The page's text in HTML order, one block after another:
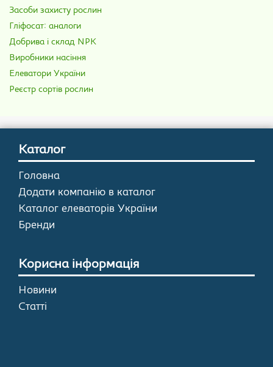
Засоби захисту рослин
Гліфосат: аналоги
Добрива і склад NPK
Виробники насіння
Елеватори України
Реєстр сортів рослин
Каталог
Головна
Додати компанію в каталог
Каталог елеваторів України
Бренди
Корисна інформація
Новини
Статті